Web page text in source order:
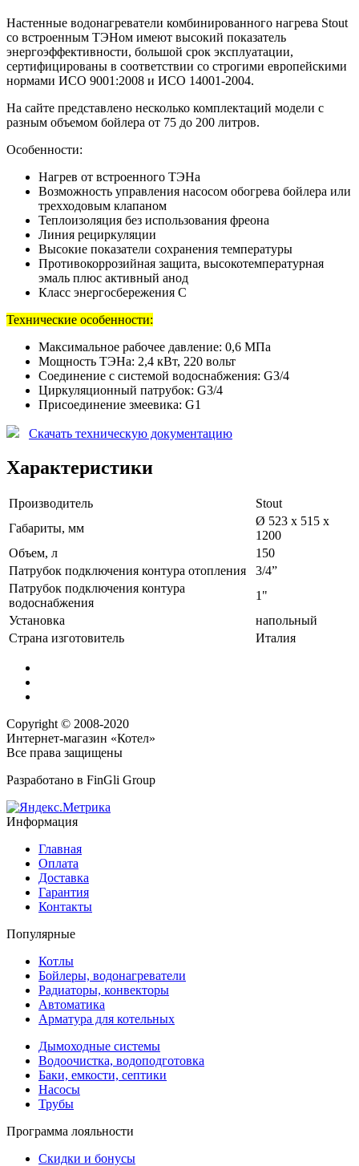
Настенные водонагреватели комбинированного нагрева Stout
со встроенным ТЭНом имеют высокий показатель
энергоэффективности, большой срок эксплуатации,
сертифицированы в соответствии со строгими европейскими
нормами ИСО 9001:2008 и ИСО 14001-2004.
На сайте представлено несколько комплектаций модели с
разным объемом бойлера от 75 до 200 литров.
Особенности:
Нагрев от встроенного ТЭНа
Возможность управления насосом обогрева бойлера или
трехходовым клапаном
Теплоизоляция без использования фреона
Линия рециркуляции
Высокие показатели сохранения температуры
Противокоррозийная защита, высокотемпературная
эмаль плюс активный анод
Класс энергосбережения С
Технические особенности:
Максимальное рабочее давление: 0,6 МПа
Мощность ТЭНа: 2,4 кВт, 220 вольт
Соединение с системой водоснабжения: G3/4
Циркуляционный патрубок: G3/4
Присоединение змеевика: G1
Скачать техническую документацию
Характеристики
Производитель
Stout
Габариты, мм
Ø 523 x 515 х
1200
Объем, л
150
Патрубок подключения контура отопления
3/4”
Патрубок подключения контура
водоснабжения
1"
Установка
напольный
Страна изготовитель
Италия
Copyright © 2008-2020
Интернет-магазин «Котел»
Все права защищены
Разработано в FinGli Group
Информация
Главная
Оплата
Доставка
Гарантия
Контакты
Популярные
Котлы
Бойлеры, водонагреватели
Радиаторы, конвекторы
Автоматика
Арматура для котельных
Дымоходные системы
Водоочистка, водоподготовка
Баки, емкости, септики
Насосы
Трубы
Программа лояльности
Скидки и бонусы